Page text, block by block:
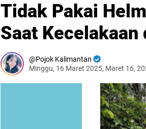
Tidak Pakai
Saat
Pojok Kalimantan
Minggu, 16 Maret 2025, Maret 16,